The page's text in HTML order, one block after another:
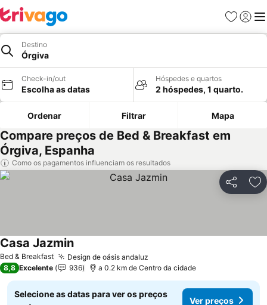
Favoritos
Iniciar
Destino
Órgiva
Check-in/out
Escolha as datas
Hóspedes e quartos
2 hóspedes, 1 quarto.
Ordenar Filtrar Mapa
Compare preços de Bed & Breakfast em
Órgiva, Espanha
Como os pagamentos influenciam os resultados
Partilhar
Bed & Breakfast Design de oásis andaluz
Casa JazminVer preços
8,8 Excelente 936 a 0.2 km de Centro da cidade
Selecione as datas para ver os preços
Ver preços